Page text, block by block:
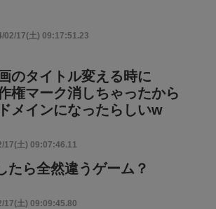
02/17(土) 09:17:51.23
のタイトル変える時に
権マーク消しちゃったから
メインになったらしいw
17(土) 09:07:46.11
たら全然違うゲーム？
17(土) 09:09:45.80